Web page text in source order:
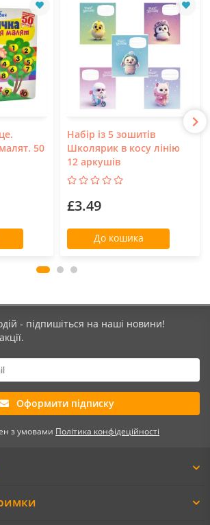
50
Набір із 5 зошитів
Школярик в косу лінію
12 аркушів
£3.49
До кошика
- підпишіться на наші новини!
Оформити підписку
з умовами Політика конфідеційності